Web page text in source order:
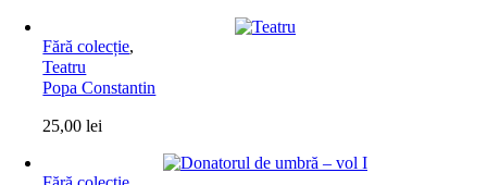
Fără colecție,
Teatru
Popa Constantin
25,00lei